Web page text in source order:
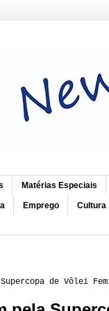
Matérias Especiais
Emprego Cultura
Supercopa de Vôlei